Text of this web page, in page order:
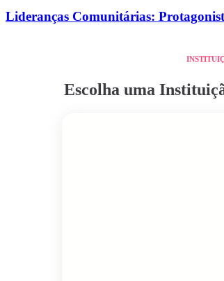
Lideranças Comunitárias:
Escolha uma